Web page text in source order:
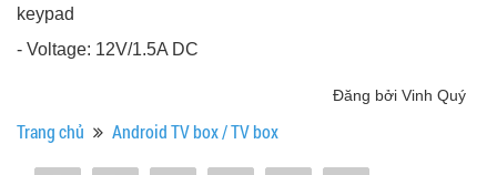
keypad
- Voltage: 12V/1.5A DC
Đăng bởi Vinh Quý
Trang chủ Android TV box / TV box